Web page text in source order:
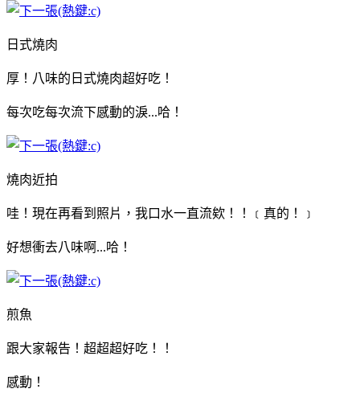
日式燒肉
厚！八味的日式燒肉超好吃！
每次吃每次流下感動的淚...哈！
燒肉近拍
哇！現在再看到照片，我口水一直流欸！！﹝真的！﹞
好想衝去八味啊...哈！
煎魚
跟大家報告！超超超好吃！！
感動！